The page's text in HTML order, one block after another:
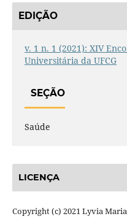
EDIÇÃO
v. 1 n. 1 (2021): XIV
Universitária da UFCG
SEÇÃO
Saúde
LICENÇA
Copyright (c) 2021 Lyvia